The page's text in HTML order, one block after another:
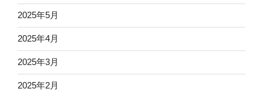
2025年5月
2025年4月
2025年3月
2025年2月